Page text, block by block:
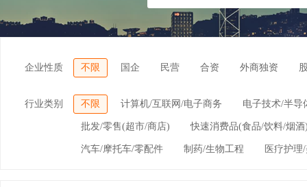
企业性质 不限 国企 民营 合资 外商独资
行业类别 不限 计算机/互联网/电子商务 电子技术/半导
批发/零售(超市/商店) 快速消费品(食品/饮料/烟酒
汽车/摩托车/零配件 制药/生物工程 医疗护理